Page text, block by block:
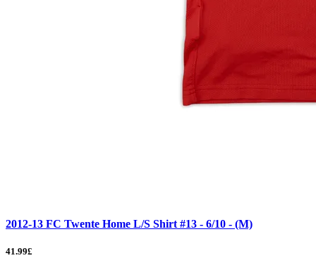
2012-13 FC Twente Home L/S Shirt #13 - 6/10 - (M)
41.99£